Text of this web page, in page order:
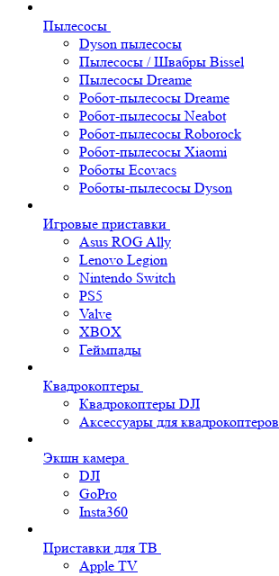
Пылесосы
Dyson пылесосы
Пылесосы / Швабры Bissel
Пылесосы Dreame
Робот-пылесосы Dreame
Робот-пылесосы Neabot
Робот-пылесосы Roborock
Робот-пылесосы Xiaomi
Роботы Ecovacs
Роботы-пылесосы Dyson
Игровые приставки
Asus ROG Ally
Lenovo Legion
Nintendo Switch
PS5
Valve
XBOX
Геймпады
Квадрокоптеры
Квадрокоптеры DJI
Аксессуары для квадрокоптеров
Экшн камера
DJI
GoPro
Insta360
Приставки для ТВ
Apple TV